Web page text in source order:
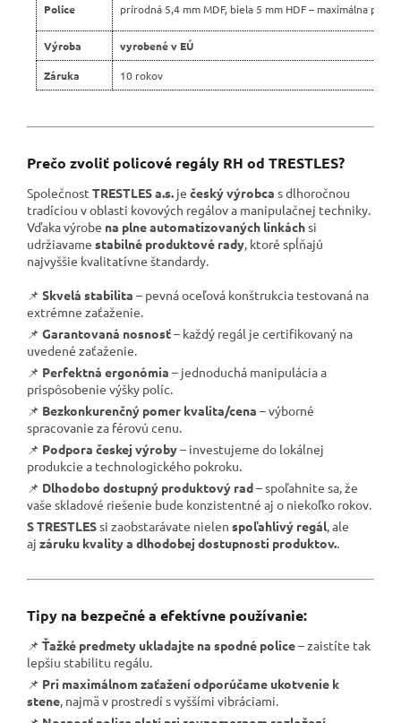
Police prírodná 5,4 mm MDF, biela 5 mm HDF – maximálna
Výroba vyrobené v EÚ
Záruka 10 rokov
Prečo zvoliť policové regály RH od TRESTLES?
Společnost TRESTLES a.s. je český výrobca s dlhoročnou
tradíciou v oblasti kovových regálov a manipulačnej techniky.
Vďaka výrobe na plne automatizovaných linkáchsi
udržiavame stabilné produktové rady , ktoré spĺňajú
najvyššie kvalitatívne štandardy.
📌 Skvelá stabilita – pevná oceľová konštrukcia testovaná na
extrémne zaťaženie.
📌 Garantovaná nosnosť– každý regál je certifikovaný na
uvedené zaťaženie.
📌 Perfektná ergonómia – jednoduchá manipulácia a
prispôsobenie výšky políc.
📌 Bezkonkurenčný pomer kvalita/cena – výborné
spracovanie za férovú cenu.
📌 Podpora českej výroby– investujeme do lokálnej
produkcie a technologického pokroku.
📌 Dlhodobo dostupný produktový rad– spoľahnite sa, že
vaše skladové riešenie bude konzistentné aj o niekoľko rokov.
S TRESTLESsi zaobstarávate nielen spoľahlivý regál , ale
aj záruku kvality a dlhodobej dostupnosti produktov.
Tipy na bezpečné a efektívne používanie:
📌 Ťažké predmety ukladajte na spodné police– zaistíte tak
lepšiu stabilitu regálu.
📌 Pri maximálnom zaťažení odporúčame ukotvenie k
stene , najmä v prostredí s vyššími vibráciami.